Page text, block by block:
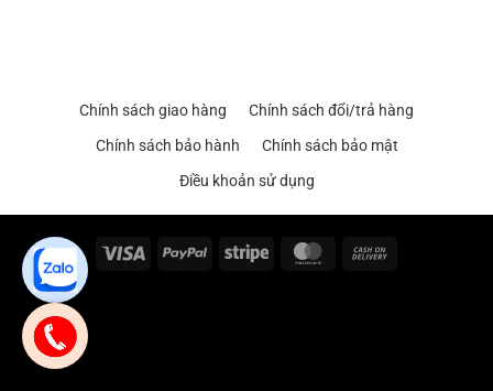
Chính sách giao hàng
Chính sách đổi/trả hàng
Chính sách bảo hành
Chính sách bảo mật
Điều khoản sử dụng
Visa PayPal Stripe MasterCard